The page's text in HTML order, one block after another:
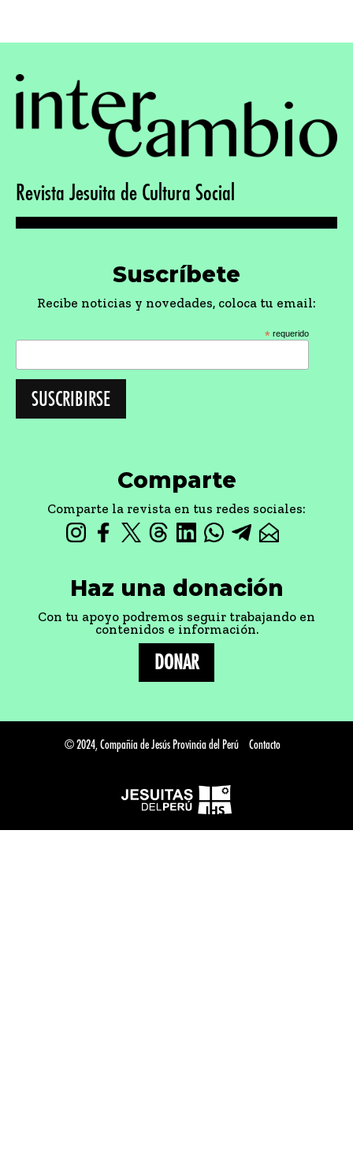
Revista Jesuita de Cultura Social
Suscríbete
Recibe noticias y novedades, coloca tu email:
* requerido
Comparte
Comparte la revista en tus redes sociales:
Haz una donación
Con tu apoyo podremos seguir trabajando en
contenidos e información.
DONAR
© 2024, Compañía de Jesús Provincia del Perú Contacto